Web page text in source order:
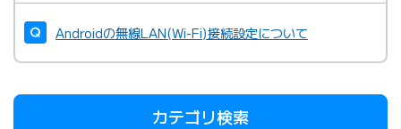
Androidの無線LAN(Wi-Fi)接続設定について
カテゴリ検索